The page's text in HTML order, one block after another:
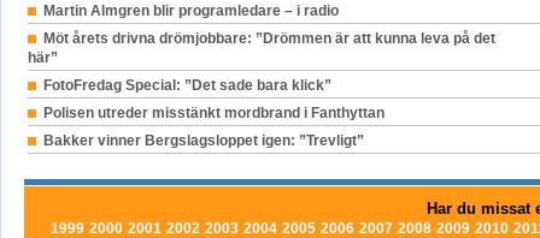
Martin Almgren blir programledare – i radio
Möt årets drivna drömjobbare: ”Drömmen är att kunna leva på det
här”
FotoFredag Special: ”Det sade bara klick”
Polisen utreder misstänkt mordbrand i Fanthyttan
Bakker vinner Bergslagsloppet igen: ”Trevligt”
Har du missat
1999 2000 2001 2002 2003 2004 2005 2006 2007 2008 2009 2010